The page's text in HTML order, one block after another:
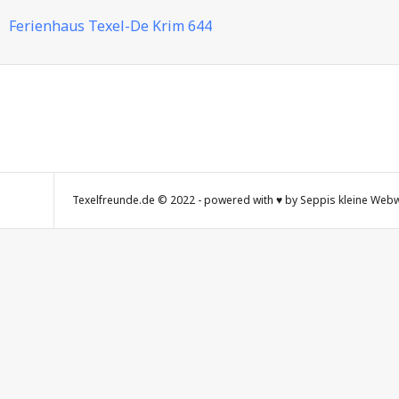
Ferienhaus Texel-De Krim 644
Texelfreunde.de © 2022 - powered with ♥ by Seppis kleine